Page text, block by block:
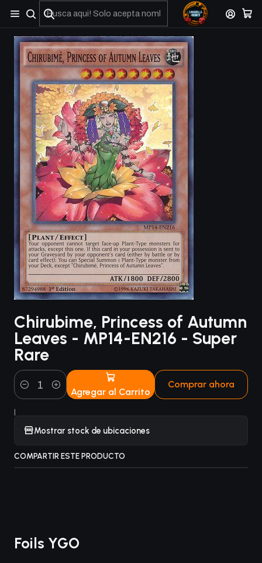
No olviden reportar sus depositos y transferencias por Whatsapp
Chirubime, Princess of Autumn
Leaves - MP14-EN216 - Super
Rare
Cantidad Agregar al Carrito
Comprar ahora
|
Mostrar stock de ubicaciones
COMPARTIR ESTE PRODUCTO
Foils YGO